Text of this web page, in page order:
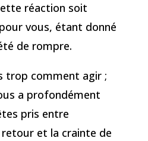
réaction soit
vous, étant donné
de rompre.
trop comment agir ;
a profondément
pris entre
retour et la crainte de